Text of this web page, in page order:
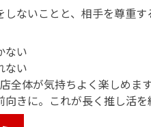
ないことと、相手を尊重す
ない
ない
全体が気持ちよく楽しめます
きに。これが長く推し活を